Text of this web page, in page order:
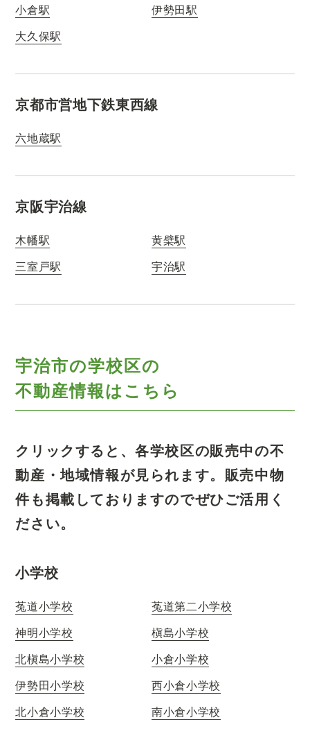
小倉駅
伊勢田駅
大久保駅
京都市営地下鉄東西線
六地蔵駅
京阪宇治線
木幡駅
黄檗駅
三室戸駅
宇治駅
宇治市の学校区の
不動産情報はこちら
クリックすると、各学校区の販売中の不
動産・地域情報が見られます。 販売中物
件も掲載しておりますのでぜひご活用く
ださい。
小学校
菟道小学校
菟道第二小学校
神明小学校
槇島小学校
北槇島小学校
小倉小学校
伊勢田小学校
西小倉小学校
北小倉小学校
南小倉小学校